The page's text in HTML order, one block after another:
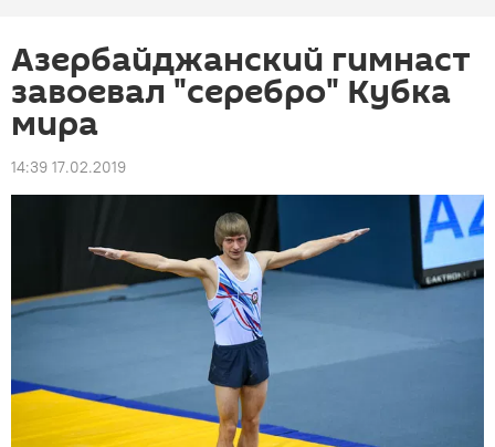
Азербайджанский гимнаст
завоевал "серебро" Кубка
мира
14:39 17.02.2019